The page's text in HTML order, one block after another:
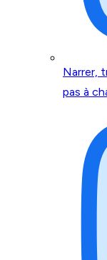
Narrer,
pas à